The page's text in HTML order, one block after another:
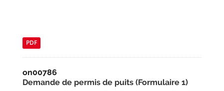
PDF
on00786
Demande de permis de puits (Formulaire 1)